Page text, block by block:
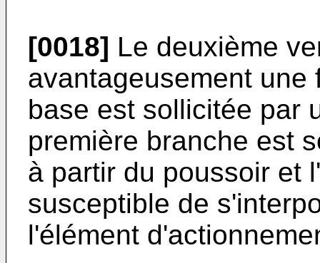
[0018] Le deuxième
avantageusement une
base est sollicitée par
première branche est
à partir du poussoir et
susceptible de
l'élément